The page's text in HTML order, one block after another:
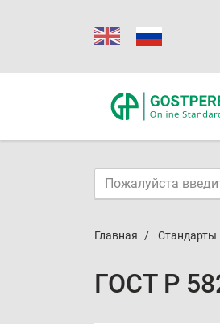
Главная
ГОСТ Р